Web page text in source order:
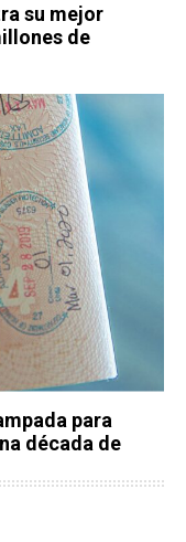
su mejor
de
para
década de